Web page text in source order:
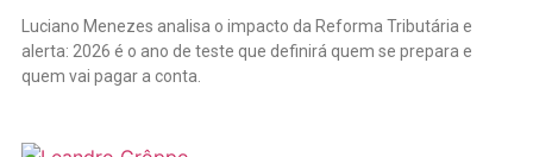
Luciano Menezes analisa o impacto da Reforma Tributária e
alerta: 2026 é o ano de teste que definirá quem se prepara e
quem vai pagar a conta.